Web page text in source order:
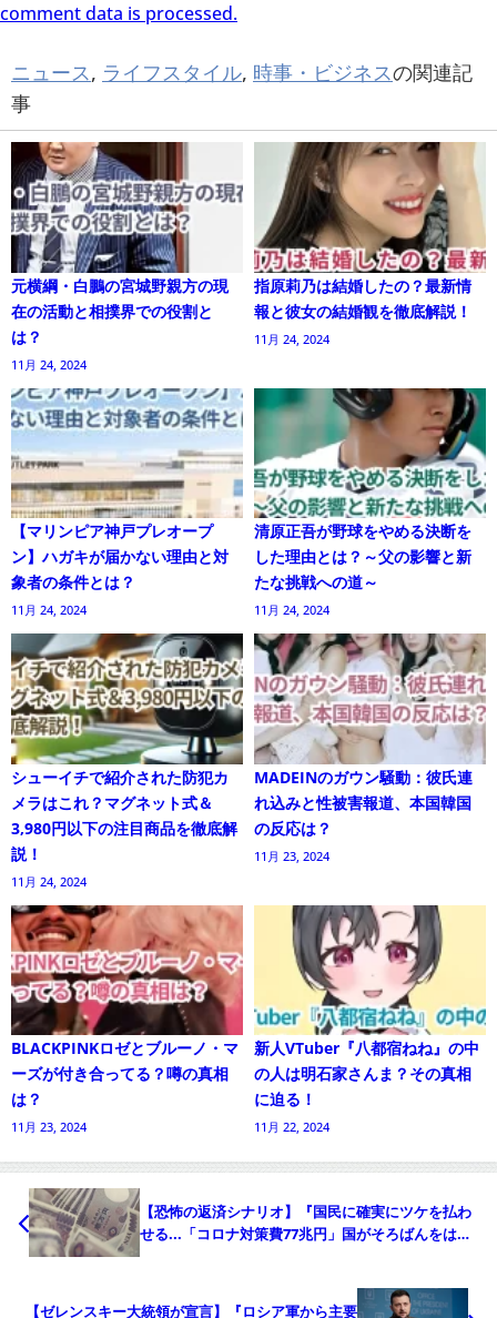
comment data is processed.
ニュース, ライフスタイル, 時事・ビジネスの関連記
事
元横綱・白鵬の宮城野親方の現
在の活動と相撲界での役割と
は？
11月 24, 2024
指原莉乃は結婚したの？最新情
報と彼女の結婚観を徹底解説！
11月 24, 2024
【マリンピア神戸プレオープ
ン】ハガキが届かない理由と対
象者の条件とは？
11月 24, 2024
清原正吾が野球をやめる決断を
した理由とは？～父の影響と新
たな挑戦への道～
11月 24, 2024
シューイチで紹介された防犯カ
メラはこれ？マグネット式＆
3,980円以下の注目商品を徹底解
説！
11月 24, 2024
MADEINのガウン騒動：彼氏連
れ込みと性被害報道、本国韓国
の反応は？
11月 23, 2024
BLACKPINKロゼとブルーノ・マ
ーズが付き合ってる？噂の真相
は？
11月 23, 2024
新人VTuber『八都宿ねね』の中
の人は明石家さんま？その真相
に迫る！
11月 22, 2024
【恐怖の返済シナリオ】『国民に確実にツケを払わ
せる...「コロナ対策費77兆円」国がそろばんをはじ
【ゼレンスキー大統領が宣言】『ロシア軍から主要